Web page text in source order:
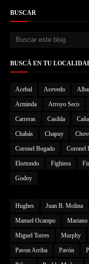
BUSCAR
BUSCÁ EN TU
Acebal Acevedo
Arminda Arroyo Seco
Carreras Casilda
Chabás Chapuy
Coronel Bogado Coronel
Elortondo Fighiera
Godoy
Hughes Juan B. Molina
Manuel Ocampo Mariano
Miguel Torres Murphy
Pavon Arriba Pavón